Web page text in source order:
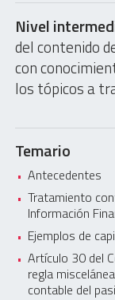
Nivel
del contenido
con
los tópicos a
Temario
Antecedentes
Tratamiento
Información
Ejemplos de
Artículo 30 del
regla
contable del